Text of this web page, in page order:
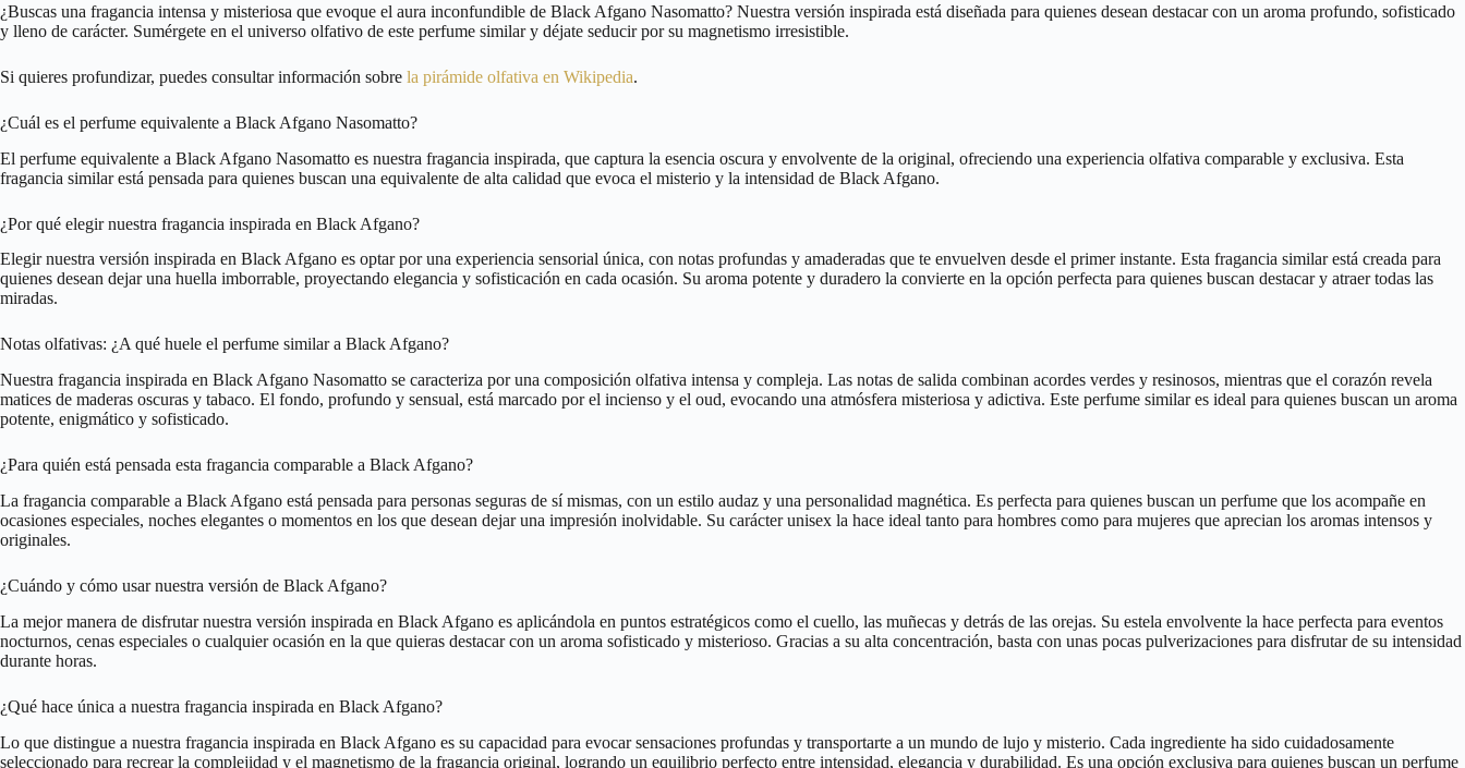
¿Buscas una fragancia intensa y misteriosa que evoque el aura inconfundible de Black Afgano Nasomatto? Nuestra versión inspirada está diseñada para quienes desean destacar con un aroma profundo, sofisticado
y lleno de carácter. Sumérgete en el universo olfativo de este perfume similar y déjate seducir por su magnetismo irresistible.
Si quieres profundizar, puedes consultar información sobre la pirámide olfativa en Wikipedia.
¿Cuál es el perfume equivalente a Black Afgano Nasomatto?
El perfume equivalente a Black Afgano Nasomatto es nuestra fragancia inspirada, que captura la esencia oscura y envolvente de la original, ofreciendo una experiencia olfativa comparable y exclusiva. Esta
fragancia similar está pensada para quienes buscan una equivalente de alta calidad que evoca el misterio y la intensidad de Black Afgano.
¿Por qué elegir nuestra fragancia inspirada en Black Afgano?
Elegir nuestra versión inspirada en Black Afgano es optar por una experiencia sensorial única, con notas profundas y amaderadas que te envuelven desde el primer instante. Esta fragancia similar está creada para
quienes desean dejar una huella imborrable, proyectando elegancia y sofisticación en cada ocasión. Su aroma potente y duradero la convierte en la opción perfecta para quienes buscan destacar y atraer todas las
miradas.
Notas olfativas: ¿A qué huele el perfume similar a Black Afgano?
Nuestra fragancia inspirada en Black Afgano Nasomatto se caracteriza por una composición olfativa intensa y compleja. Las notas de salida combinan acordes verdes y resinosos, mientras que el corazón revela
matices de maderas oscuras y tabaco. El fondo, profundo y sensual, está marcado por el incienso y el oud, evocando una atmósfera misteriosa y adictiva. Este perfume similar es ideal para quienes buscan un aroma
potente, enigmático y sofisticado.
¿Para quién está pensada esta fragancia comparable a Black Afgano?
La fragancia comparable a Black Afgano está pensada para personas seguras de sí mismas, con un estilo audaz y una personalidad magnética. Es perfecta para quienes buscan un perfume que los acompañe en
ocasiones especiales, noches elegantes o momentos en los que desean dejar una impresión inolvidable. Su carácter unisex la hace ideal tanto para hombres como para mujeres que aprecian los aromas intensos y
originales.
¿Cuándo y cómo usar nuestra versión de Black Afgano?
La mejor manera de disfrutar nuestra versión inspirada en Black Afgano es aplicándola en puntos estratégicos como el cuello, las muñecas y detrás de las orejas. Su estela envolvente la hace perfecta para eventos
nocturnos, cenas especiales o cualquier ocasión en la que quieras destacar con un aroma sofisticado y misterioso. Gracias a su alta concentración, basta con unas pocas pulverizaciones para disfrutar de su intensidad
durante horas.
¿Qué hace única a nuestra fragancia inspirada en Black Afgano?
Lo que distingue a nuestra fragancia inspirada en Black Afgano es su capacidad para evocar sensaciones profundas y transportarte a un mundo de lujo y misterio. Cada ingrediente ha sido cuidadosamente
seleccionado para recrear la complejidad y el magnetismo de la fragancia original, logrando un equilibrio perfecto entre intensidad, elegancia y durabilidad. Es una opción exclusiva para quienes buscan un perfume